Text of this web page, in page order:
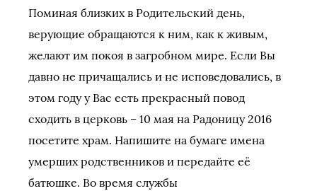
Поминая близких в Родительский день,
верующие обращаются к ним, как к живым,
желают им покоя в загробном мире. Если Вы
давно не причащались и не исповедовались, в
этом году у Вас есть прекрасный повод
сходить в церковь – 10 мая на Радоницу 2016
посетите храм. Напишите на бумаге имена
умерших родственников и передайте её
батюшке. Во время службы